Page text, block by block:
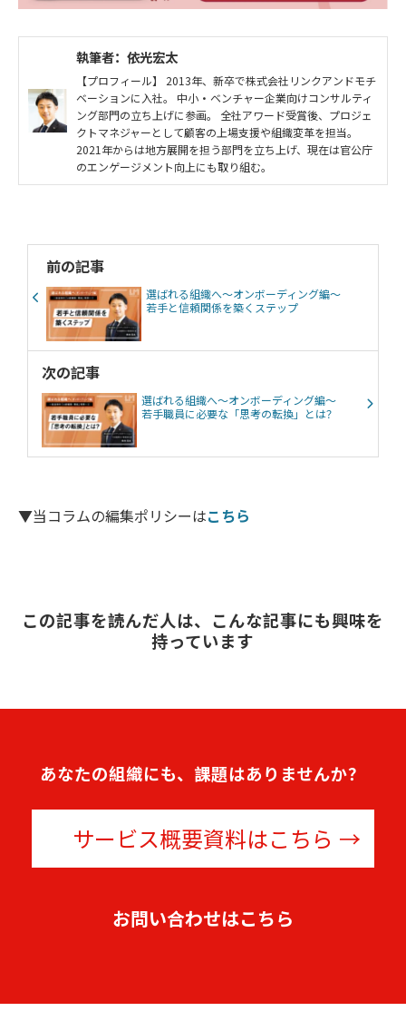
執筆者：依光宏太
【プロフィール】 2013年、新卒で株式会社リンクアンドモチ
ベーションに入社。 中小・ベンチャー企業向けコンサルティ
ング部門の立ち上げに参画。 全社アワード受賞後、プロジェ
クトマネジャーとして顧客の上場支援や組織変革を担当。
2021年からは地方展開を担う部門を立ち上げ、現在は官公庁
のエンゲージメント向上にも取り組む。
前の記事
選ばれる組織へ〜オンボーディング編～
若手と信頼関係を築くステップ
次の記事
選ばれる組織へ〜オンボーディング編～
若手職員に必要な「思考の転換」とは？
▼当コラムの編集ポリシーはこちら
この記事を読んだ人は、こんな記事にも興味を
持っています
あなたの組織にも、課題はありませんか？
サービス概要資料はこちら
お問い合わせはこちら